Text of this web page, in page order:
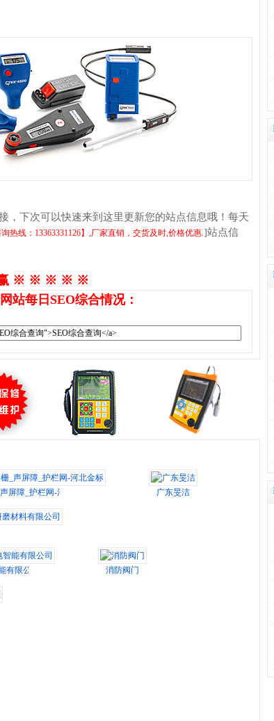
，下次可以快速来到这里更新您的站点信息哦！每天
线：13363331126】,厂家直销，交货及时,价格优惠.]站点信
赢 ※ ※ ※ ※ ※
站每日SEO综合情况：
屏障_护栏网-河北金标 广东旻洁
有限公司
有限公司 消防阀门